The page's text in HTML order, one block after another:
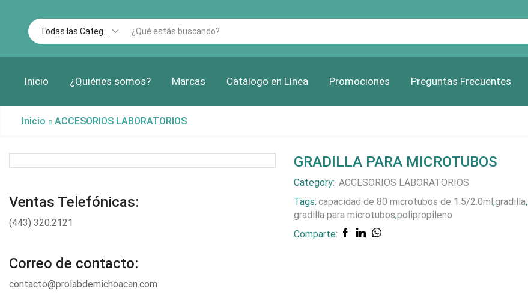
Inicio ¿Quiénes somos? Marcas Catálogo en Línea Promociones Preguntas Frecuentes
Inicio ACCESORIOS LABORATORIOS
Ventas Telefónicas:
(443) 320.2121
Correo de contacto:
contacto@prolabdemichoacan.com
GRADILLA PARA MICROTUBOS
Category: ACCESORIOS LABORATORIOS
Tags: capacidad de 80 microtubos de 1.5/2.0ml,gradilla,
gradilla para microtubos,polipropileno
Comparte: